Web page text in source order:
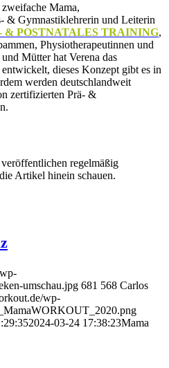
zweifache Mama,
& Gymnastiklehrerin und Leiterin
& POSTNATALES TRAINING,
Physiotherapeutinnen und
Mütter hat Verena das
entwickelt, dieses Konzept gibt es in
werden deutschlandweit
zertifizierten Prä- &
regelmäßig
Artikel hinein schauen.
umschau.jpg 681 568 Carlos
wp-
2024-03-24 17:38:23Mama